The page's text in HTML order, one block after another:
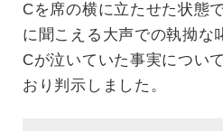
Cを席の横に立たせた状態
に聞こえる大声での執拗な
Cが泣いていた事実につい
おり判示しました。